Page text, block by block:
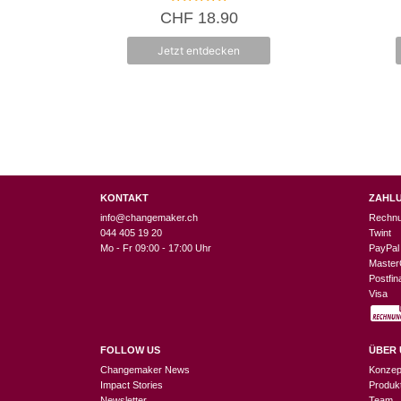
5.00
von 5
CHF18.90
Jetzt entdecken
KONTAKT
info@changemaker.ch
044 405 19 20
Mo - Fr 09:00 - 17:00 Uhr
FOLLOW US
Changemaker News
Impact Stories
Twint
PayPal
Visa
ÜBER